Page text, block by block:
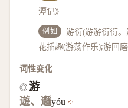
潭记》
例如
游衍(游游衍衍
花插趣(游荡作乐);游回
词性变化
◎ 游
遊、邎yóu